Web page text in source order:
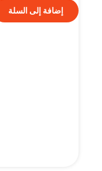
إضافة إلى السلة